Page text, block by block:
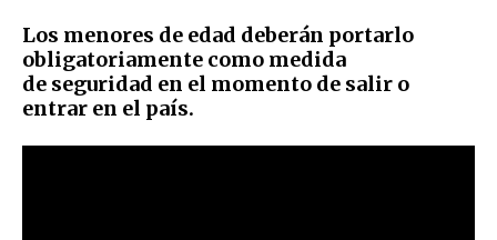
Los menores de edad deberán portarlo
obligatoriamente como medida
de seguridad en el momento de salir o
entrar en el país.